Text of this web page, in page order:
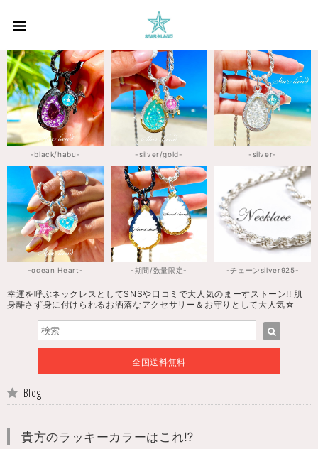
-black/habu- -silver/gold- -silver-
-ocean Heart- -期間/数量限定- -チェーンsilver925-
幸運を呼ぶネックレスとしてSNSや口コミで大人気のまーすストーン!! 肌
身離さず身に付けられるお洒落なアクセサリー＆お守りとして大人気☆
全国送料無料
Blog
貴方のラッキーカラーはこれ⁉️